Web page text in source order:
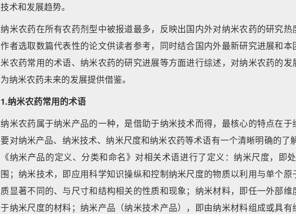
技术和发展趋势。
纳米农药在所有农药剂型中被报道最多，反映出国内外对纳米农药的研究热
作者选取数篇代表性的论文供读者参考，同时结合国内外最新研究进展和
米农药常用的术语、纳米农药的研究进展等方面进行综述，对纳米农药的
为纳米农药未来的发展提供借鉴。
1.纳米农药常用的术语
纳米农药属于纳米产品的一种，是借助于纳米技术而得，最核心的特点在
要对纳米产品、纳米技术、纳米尺度和纳米农药等术语有一个清晰明确的了
《纳米产品的定义、分类和命名》对相关术语进行了定义：纳米尺度，即
围；纳米技术，即应用科学知识操纵和控制纳米尺度的物质以利用与单个
质显著不同的、与尺寸和结构相关的性质和现象；纳米材料，即任一外部
于纳米尺度的材料；纳米产品（纳米技术产品），即由纳米材料组成或具有